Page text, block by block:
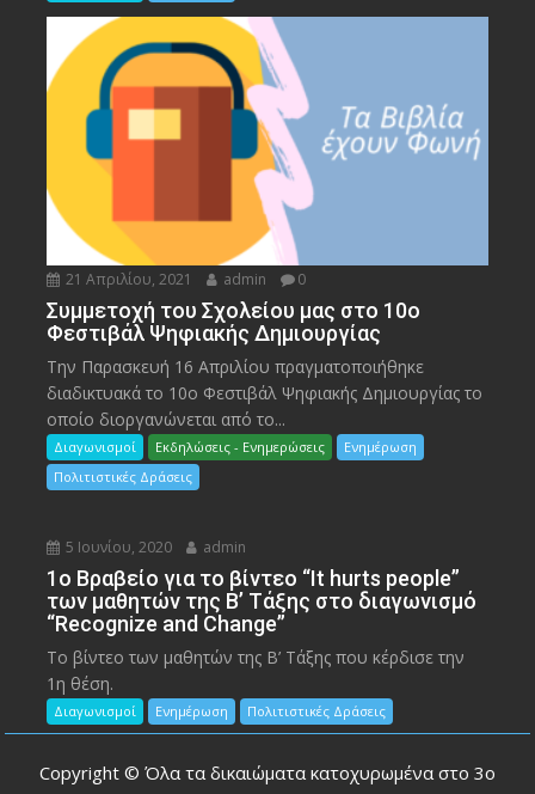
21 Απριλίου, 2021 admin 0
Συμμετοχή του Σχολείου μας στο 10ο
Φεστιβάλ Ψηφιακής Δημιουργίας
Την Παρασκευή 16 Απριλίου πραγματοποιήθηκε
διαδικτυακά το 10ο Φεστιβάλ Ψηφιακής Δημιουργίας το
οποίο διοργανώνεται από το...
Διαγωνισμοί Εκδηλώσεις - Ενημερώσεις
Ενημέρωση
Πολιτιστικές Δράσεις
5 Ιουνίου, 2020 admin
1ο Βραβείο για το βίντεο “It hurts people”
των μαθητών της Β’ Τάξης στο διαγωνισμό
“Recognize and Change”
Το βίντεο των μαθητών της Β’ Τάξης που κέρδισε την
1η θέση.
Διαγωνισμοί Ενημέρωση Πολιτιστικές Δράσεις
Copyright © Όλα τα δικαιώματα κατοχυρωμένα στο 3ο